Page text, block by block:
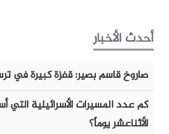
أحدث الأخبار
صاروخ قاسم بصير: قفزة كبيرة في
كم عدد المسيرات الأسرائيلية
الأثناعشر يوماً؟